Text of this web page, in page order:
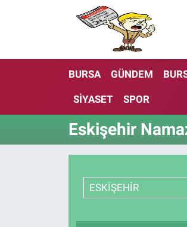
BURSA GÜNDEM
SİYASET SPOR
Eskişehir
ESKİŞEHİR